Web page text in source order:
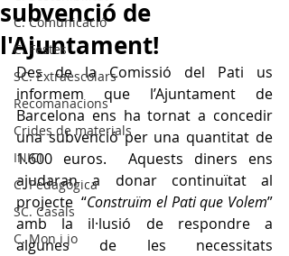
C. Comunicació
C. Festes
SC. Extraescolars
Recomanacions
Crides de materials
INICI
C. Pedagògica
SC. Casals
C. Mon i jo
subvenció de
l'Ajuntament!
Des de la Comissió del Pati us
informem que l’Ajuntament de
Barcelona ens ha tornat a concedir
una subvenció per una quantitat de
1.600 euros.  Aquests diners ens
ajudaran a donar continuïtat al
projecte  “Construïm el Pati que Volem”
amb la il·lusió de respondre a
algunes de les necessitats